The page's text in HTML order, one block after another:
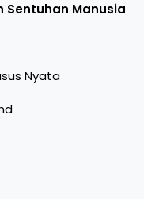
Sentuhan Manusia
Nyata